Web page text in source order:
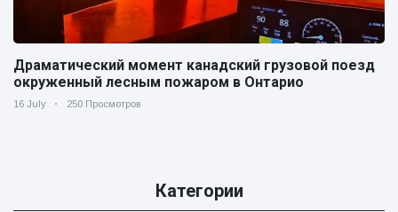
Драматический момент канадский грузовой поезд
окруженный лесным пожаром в Онтарио
16 July 250 Просмотров
Категории